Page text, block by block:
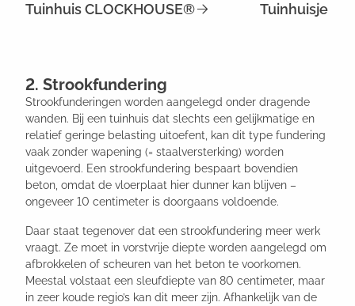
Tuinhuis CLOCKHOUSE® Tuinhuisje
2. Strookfundering
Strookfunderingen worden aangelegd onder dragende
wanden. Bij een tuinhuis dat slechts een gelijkmatige en
relatief geringe belasting uitoefent, kan dit type fundering
vaak zonder wapening (= staalversterking) worden
uitgevoerd. Een strookfundering bespaart bovendien
beton, omdat de vloerplaat hier dunner kan blijven –
ongeveer 10 centimeter is doorgaans voldoende.
Daar staat tegenover dat een strookfundering meer werk
vraagt. Ze moet in vorstvrije diepte worden aangelegd om
afbrokkelen of scheuren van het beton te voorkomen.
Meestal volstaat een sleufdiepte van 80 centimeter, maar
in zeer koude regio’s kan dit meer zijn. Afhankelijk van de